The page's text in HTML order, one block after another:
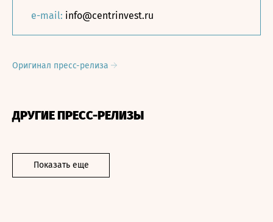
e-mail: info@centrinvest.ru
Оригинал пресс-релиза
ДРУГИЕ ПРЕСС-РЕЛИЗЫ
Показать еще